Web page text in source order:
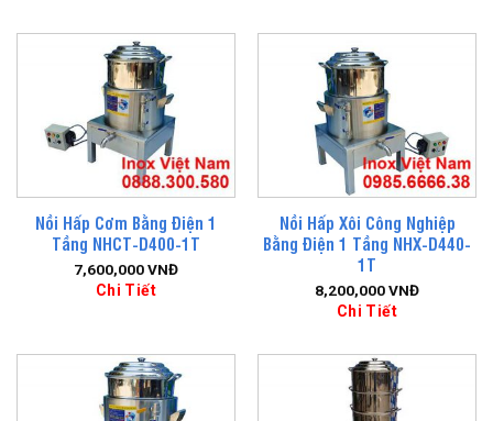
Nồi Hấp Cơm Bằng Điện 1
Tầng NHCT-D400-1T
7,600,000VNĐ
Chi Tiết
Nồi Hấp Xôi Công Nghiệp
Bằng Điện 1 Tầng NHX-D440-
1T
8,200,000VNĐ
Chi Tiết